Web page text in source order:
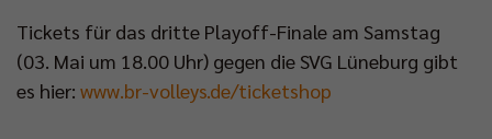
Tickets für das dritte Playoff-Finale am Samstag
(03. Mai um 18.00 Uhr) gegen die SVG Lüneburg gibt
es hier: www.br-volleys.de/ticketshop